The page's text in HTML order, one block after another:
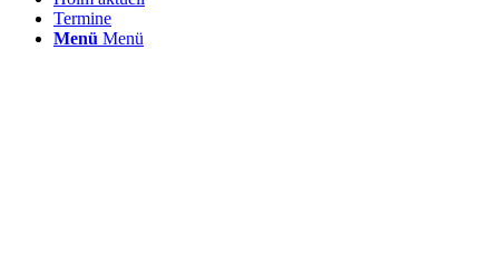
Termine
Menü Menü